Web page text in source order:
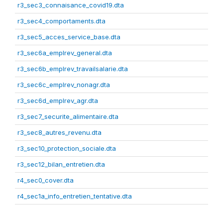
r3_sec3_connaisance_covid19.dta
r3_sec4_comportaments.dta
r3_sec5_acces_service_base.dta
r3_sec6a_emplrev_general.dta
r3_sec6b_emplrev_travailsalarie.dta
r3_sec6c_emplrev_nonagr.dta
r3_sec6d_emplrev_agr.dta
r3_sec7_securite_alimentaire.dta
r3_sec8_autres_revenu.dta
r3_sec10_protection_sociale.dta
r3_sec12_bilan_entretien.dta
r4_sec0_cover.dta
r4_sec1a_info_entretien_tentative.dta